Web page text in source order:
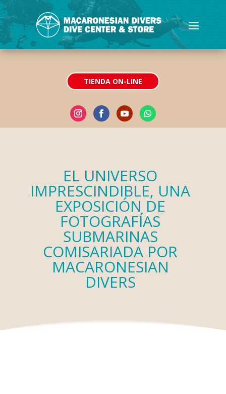
TIENDA ON-LINE
EL UNIVERSO
IMPRESCINDIBLE, UNA
EXPOSICIÓN DE
FOTOGRAFÍAS
SUBMARINAS
COMISARIADA POR
MACARONESIAN
DIVERS